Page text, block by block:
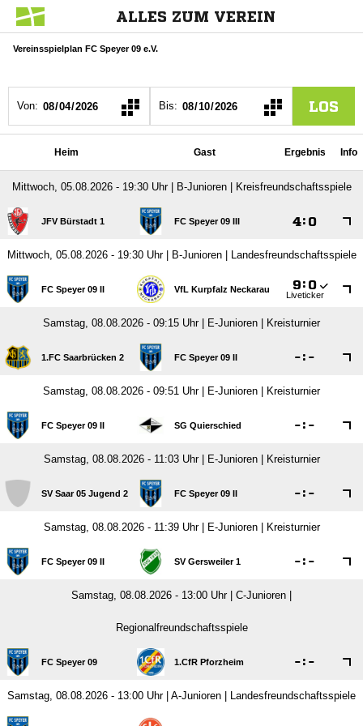
ALLES ZUM VEREIN
Vereinsspielplan FC Speyer 09 e.V.
Von: Bis: LOS
Heim Gast Ergebnis Info
Mittwoch, 05.08.2026 - 19:30 Uhr | B-Junioren | Kreisfreundschaftsspiele
JFV Bürstadt 1 FC Speyer 09 III : 
Mittwoch, 05.08.2026 - 19:30 Uhr | B-Junioren | Landesfreundschaftsspiele
FC Speyer 09 II VfL Kurpfalz Neckarau : 
Liveticker
Samstag, 08.08.2026 - 09:15 Uhr | E-Junioren | Kreisturnier
1.FC Saarbrücken 2 FC Speyer 09 II : 
Samstag, 08.08.2026 - 09:51 Uhr | E-Junioren | Kreisturnier
FC Speyer 09 II SG Quierschied : 
Samstag, 08.08.2026 - 11:03 Uhr | E-Junioren | Kreisturnier
SV Saar 05 Jugend 2 FC Speyer 09 II : 
Samstag, 08.08.2026 - 11:39 Uhr | E-Junioren | Kreisturnier
FC Speyer 09 II SV Gersweiler 1 : 
Samstag, 08.08.2026 - 13:00 Uhr | C-Junioren |
Regionalfreundschaftsspiele
FC Speyer 09 1.CfR Pforzheim : 
Samstag, 08.08.2026 - 13:00 Uhr | A-Junioren | Landesfreundschaftsspiele